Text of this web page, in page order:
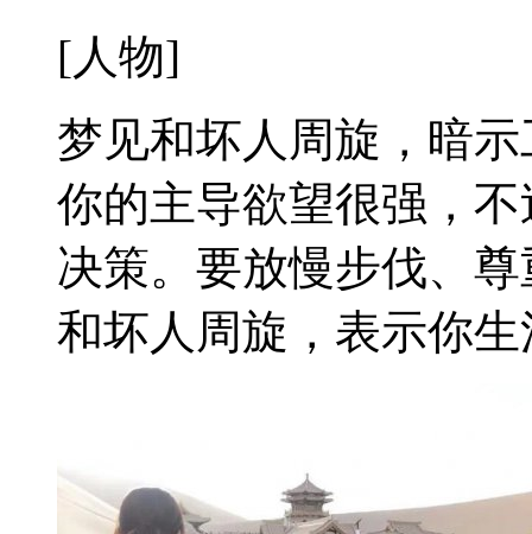
[人物]
梦见和坏人周旋，暗
你的主导欲望很强，
决策。要放慢步伐、
和坏人周旋，表示你